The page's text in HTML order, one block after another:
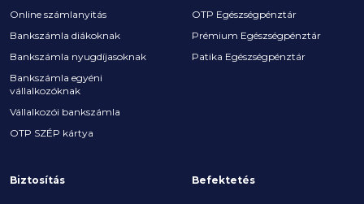
Online számlanyitás
Bankszámla diákoknak
Bankszámla nyugdíjasoknak
Bankszámla egyéni
vállalkozóknak
Vállalkozói bankszámla
OTP SZÉP kártya
OTP Egészségpénztár
Prémium Egészségpénztár
Patika Egészségpénztár
Biztosítás Befektetés